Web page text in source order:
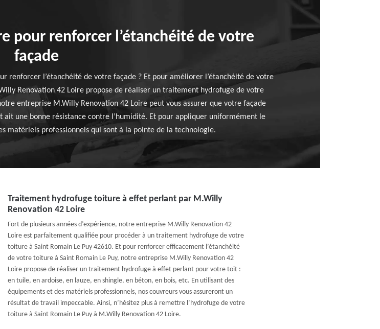
pour renforcer l’étanchéité de votre
façade
renforcer l’étanchéité de votre façade ? Et pour améliorer l’étanchéité de votre
Renovation 42 Loire propose de réaliser un traitement hydrofuge de votre
entreprise M.Willy Renovation 42 Loire peut vous assurer que votre façade
une bonne résistance contre l’humidité. Et pour appliquer uniformément le
matériels professionnels qui sont à la pointe de la technologie.
Traitement hydrofuge toiture à effet perlant par M.Willy
Renovation 42 Loire
Fort de plusieurs années d’expérience, notre entreprise M.Willy Renovation 42
Loire est parfaitement qualifiée pour procéder à un traitement hydrofuge de votre
toiture à Saint Romain Le Puy 42610. Et pour renforcer efficacement l’étanchéité
de votre toiture à Saint Romain Le Puy, notre entreprise M.Willy Renovation 42
Loire propose de réaliser un traitement hydrofuge à effet perlant pour votre toit :
en tuile, en ardoise, en lauze, en shingle, en béton, en bois, etc. En utilisant des
équipements et des matériels professionnels, nos couvreurs vous assureront un
résultat de travail impeccable. Ainsi, n’hésitez plus à remettre l’hydrofuge de votre
toiture à Saint Romain Le Puy à M.Willy Renovation 42 Loire.